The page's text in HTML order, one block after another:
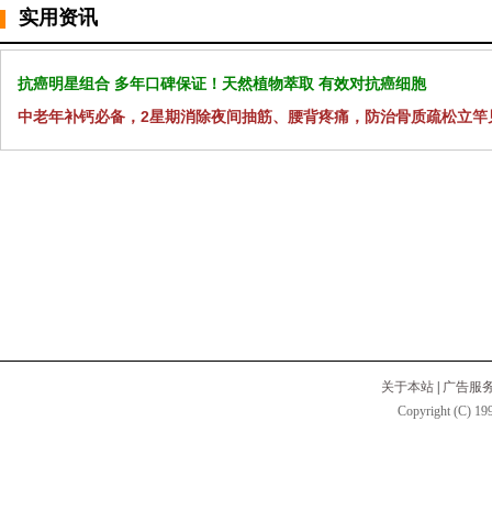
实用资讯
抗癌明星组合 多年口碑保证！天然植物萃取 有效对抗癌细胞
中老年补钙必备，2星期消除夜间抽筋、腰背疼痛，防治骨质疏松立竿
关于本站
广告服
Copyright (C)